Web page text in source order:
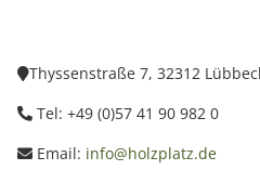
Thyssenstraße 7, 32312
Tel: +49 (0)57 41 90 982 0
Email: info@holzplatz.de